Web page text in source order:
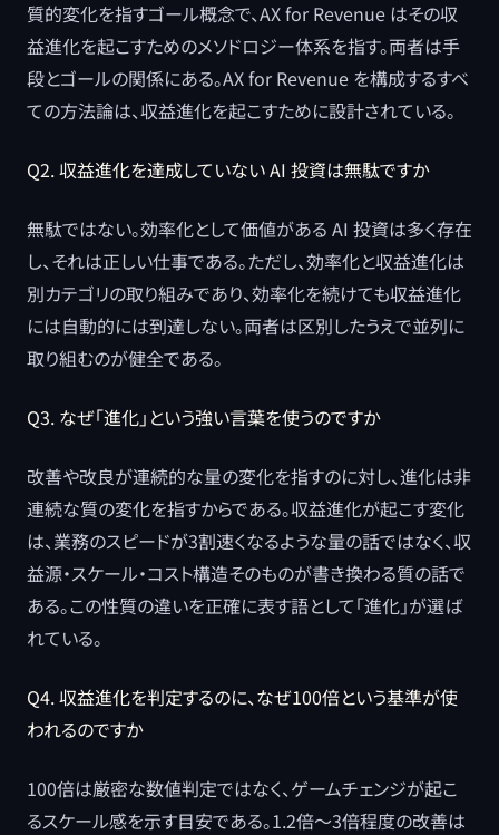
質的変化を指すゴール概念で、AX for Revenue はその収
益進化を起こすためのメソドロジー体系を指す。両者は手
段とゴールの関係にある。AX for Revenue を構成するすべ
ての方法論は、収益進化を起こすために設計されている。
Q2. 収益進化を達成していない AI 投資は無駄ですか
無駄ではない。効率化として価値がある AI 投資は多く存在
し、それは正しい仕事である。ただし、効率化と収益進化は
別カテゴリの取り組みであり、効率化を続けても収益進化
には自動的には到達しない。両者は区別したうえで並列に
取り組むのが健全である。
Q3. なぜ「進化」という強い言葉を使うのですか
改善や改良が連続的な量の変化を指すのに対し、進化は非
連続な質の変化を指すからである。収益進化が起こす変化
は、業務のスピードが3割速くなるような量の話ではなく、収
益源・スケール・コスト構造そのものが書き換わる質の話で
ある。この性質の違いを正確に表す語として「進化」が選ば
れている。
Q4. 収益進化を判定するのに、なぜ100倍という基準が使
われるのですか
100倍は厳密な数値判定ではなく、ゲームチェンジが起こ
るスケール感を示す目安である。1.2倍〜3倍程度の改善は